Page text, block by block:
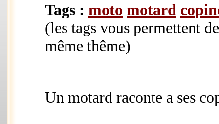
Tags : moto motard
(les tags vous permettent
même thême)
Un motard raconte a ses